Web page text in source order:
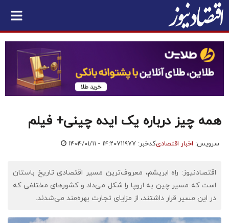
همه چیز درباره یک ایده چینی+ فیلم
سرویس: اخبار اقتصادیکدخبر: ۷۱۱۹۷۷ ۱۴۰۴/۰۱/۱۱ - ۱۴:۲۰
اقتصادنیوز: راه ابریشم، معروف‌ترین مسیر اقتصادی تاریخ باستان
است که مسیر چین به اروپا را شکل می‌داد و کشورهای مختلفی که
در این مسیر قرار داشتند، از مزایای تجارت بهره‌مند می‌شدند.